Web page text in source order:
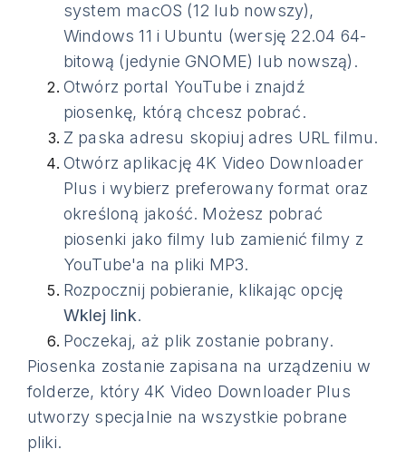
system macOS (12 lub nowszy),
Windows 11 i Ubuntu (wersję 22.04 64-
bitową (jedynie GNOME) lub nowszą).
Otwórz portal YouTube i znajdź
piosenkę, którą chcesz pobrać.
Z paska adresu skopiuj adres URL filmu.
Otwórz aplikację 4K Video Downloader
Plus i wybierz preferowany format oraz
określoną jakość. Możesz pobrać
piosenki jako filmy lub zamienić filmy z
YouTube'a na pliki MP3.
Rozpocznij pobieranie, klikając opcję
Wklej link.
Poczekaj, aż plik zostanie pobrany.
Piosenka zostanie zapisana na urządzeniu w
folderze, który 4K Video Downloader Plus
utworzy specjalnie na wszystkie pobrane
pliki.